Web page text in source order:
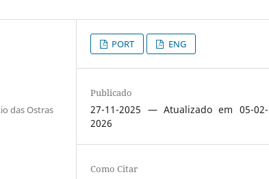
das Ostras
PORT ENG
Publicado
27-11-2025 — Atualizado em 05-02-
2026
Como Citar